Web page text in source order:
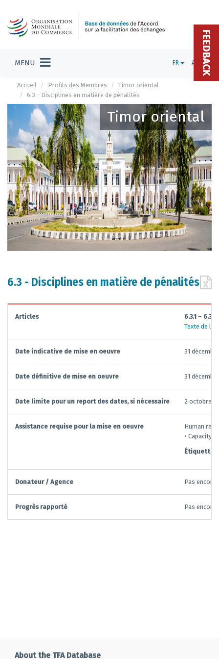
MENU FR ADMIN
Accueil Profils des Membres
Timor oriental
6.3 - Disciplines en matière de pénalités
Timor oriental
6.3 - Disciplines en matière de pénalités
Articles 6.3.1 – 6.3.2
Texte de la
Date indicative de mise en oeuvre 31
Date définitive de mise en oeuvre 31
Date limite pour un report des dates, si nécessaire 2 octobre
Assistance requise pour la mise en oeuvre
Human
• Capacity
Étiquettes:
Donateur / Agence Pas encore
Progrès rapporté Pas encore
About the TFA Database
FEEDBACK